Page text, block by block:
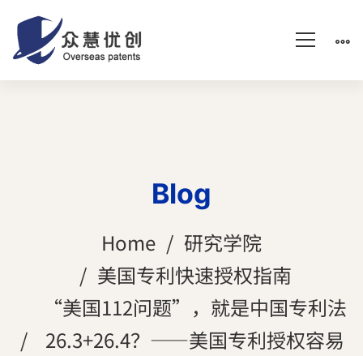
Blog
Home
研究学院
美国专利快速授权指南
“美国112问题”，就是中国专利法
26.3+26.4？——美国专利授权容易